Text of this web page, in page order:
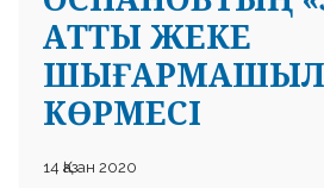
АТТЫ ЖЕКЕ
КӨРМЕСІ
14 Қазан 2020